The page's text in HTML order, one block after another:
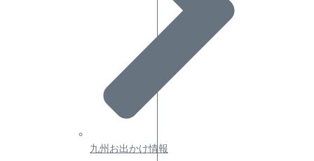
九州お出かけ情報